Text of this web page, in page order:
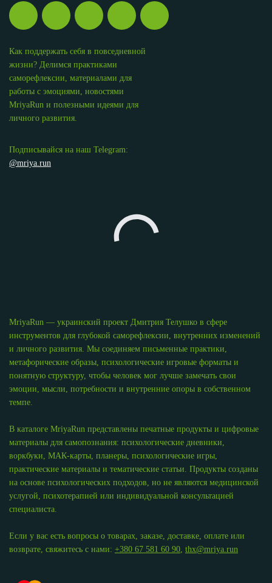
Как поддержать себя в повседневной
жизни? Делимся практиками
саморефлексии, материалами для
работы с эмоциями, новостями
MriyaRun и полезными идеями для
личного развития.
Подписывайся на наш Telegram:
@mriya.run
MriyaRun — украинский проект Дмитрия Телушко в сфере
инструментов для глубокой саморефлексии, внутренних изменений
и личного развития. Мы соединяем письменные практики,
метафорические образы, психологические игровые форматы и
понятную структуру, чтобы человек мог лучше замечать свои
эмоции, мысли, потребности и внутренние опоры в собственном
темпе.
В каталоге MriyaRun представлены печатные продукты и цифровые
материалы для самопознания: психологические дневники,
воркбуки, МАК-карты, планеры, психологические игры,
практические материалы и тематические статьи. Продукты созданы
на основе психологических подходов, но не являются медицинской
услугой, психотерапией или индивидуальной консультацией
специалиста.
Если у вас есть вопросы о товарах, заказе, доставке, оплате или
возврате, свяжитесь с нами: +380 67 581 60 90, thx@mriya.run